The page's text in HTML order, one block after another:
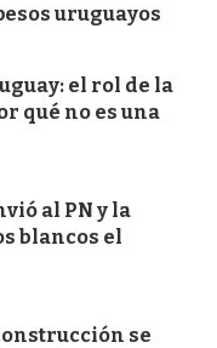
uruguayos
el rol de la
qué no es una
al PN y la
blancos el
se